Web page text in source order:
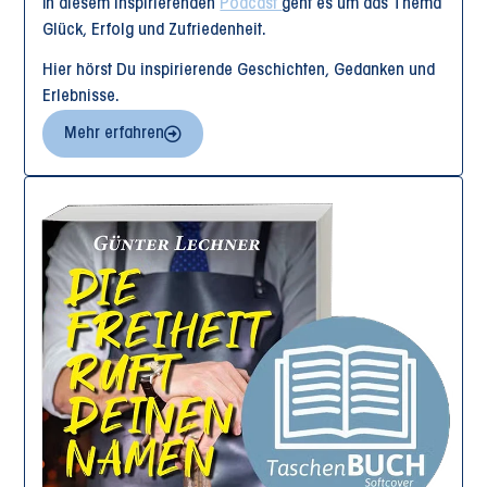
In diesem inspirierenden Podcast geht es um das Thema
Glück, Erfolg und Zufriedenheit.
Hier hörst Du inspirierende Geschichten, Gedanken und
Erlebnisse.
Mehr erfahren